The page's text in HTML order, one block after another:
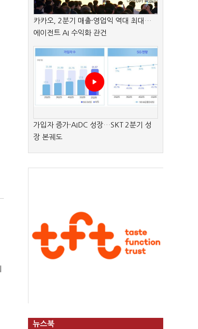
카카오, 2분기 매출·영업익 역대 최대…
에이전트 AI 수익화 관건
가입자 증가·AIDC 성장…SKT 2분기 성
장 본궤도
뉴스북